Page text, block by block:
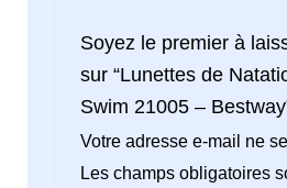
Soyez le premier à
sur “Lunettes de
Swim 21005 –
Votre adresse e-mail ne
Les champs obligatoires